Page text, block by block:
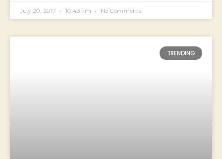
July 20, 2017 10:43 am No Comments
TRENDING